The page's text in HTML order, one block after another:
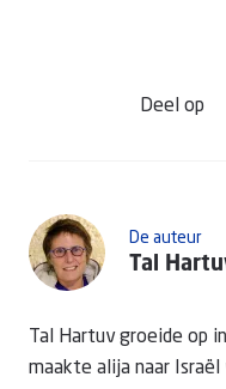
De auteur
Tal
Tal Hartuv groeide op
maakte alija naar
Deel op